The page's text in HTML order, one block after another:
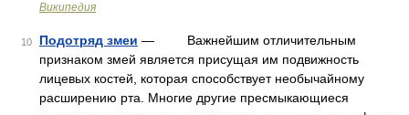
Википедия
10 Подотряд змеи — Важнейшим отличительным
признаком змей является присущая им подвижность
лицевых костей, которая способствует необычайному
расширению рта. Многие другие пресмыкающиеся